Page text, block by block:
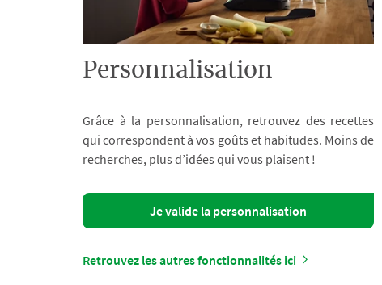
Personnalisation
Grâce à la personnalisation, retrouvez des recettes
qui correspondent à vos goûts et habitudes. Moins de
recherches, plus d’idées qui vous plaisent !
Je valide la personnalisation
Retrouvez les autres fonctionnalités ici